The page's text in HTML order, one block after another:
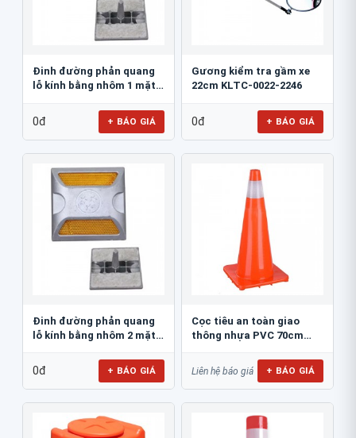
Đinh đường phản quang
lỗ kính bằng nhôm 1 mặt
0đ + BÁO GIÁ
Gương kiểm tra gầm xe
22cm KLTC-0022-2246
0đ + BÁO GIÁ
Đinh đường phản quang
lỗ kính bằng nhôm 2 mặt
0đ + BÁO GIÁ
Cọc tiêu an toàn giao
thông nhựa PVC 70cm
Liên hệ báo giá + BÁO GIÁ